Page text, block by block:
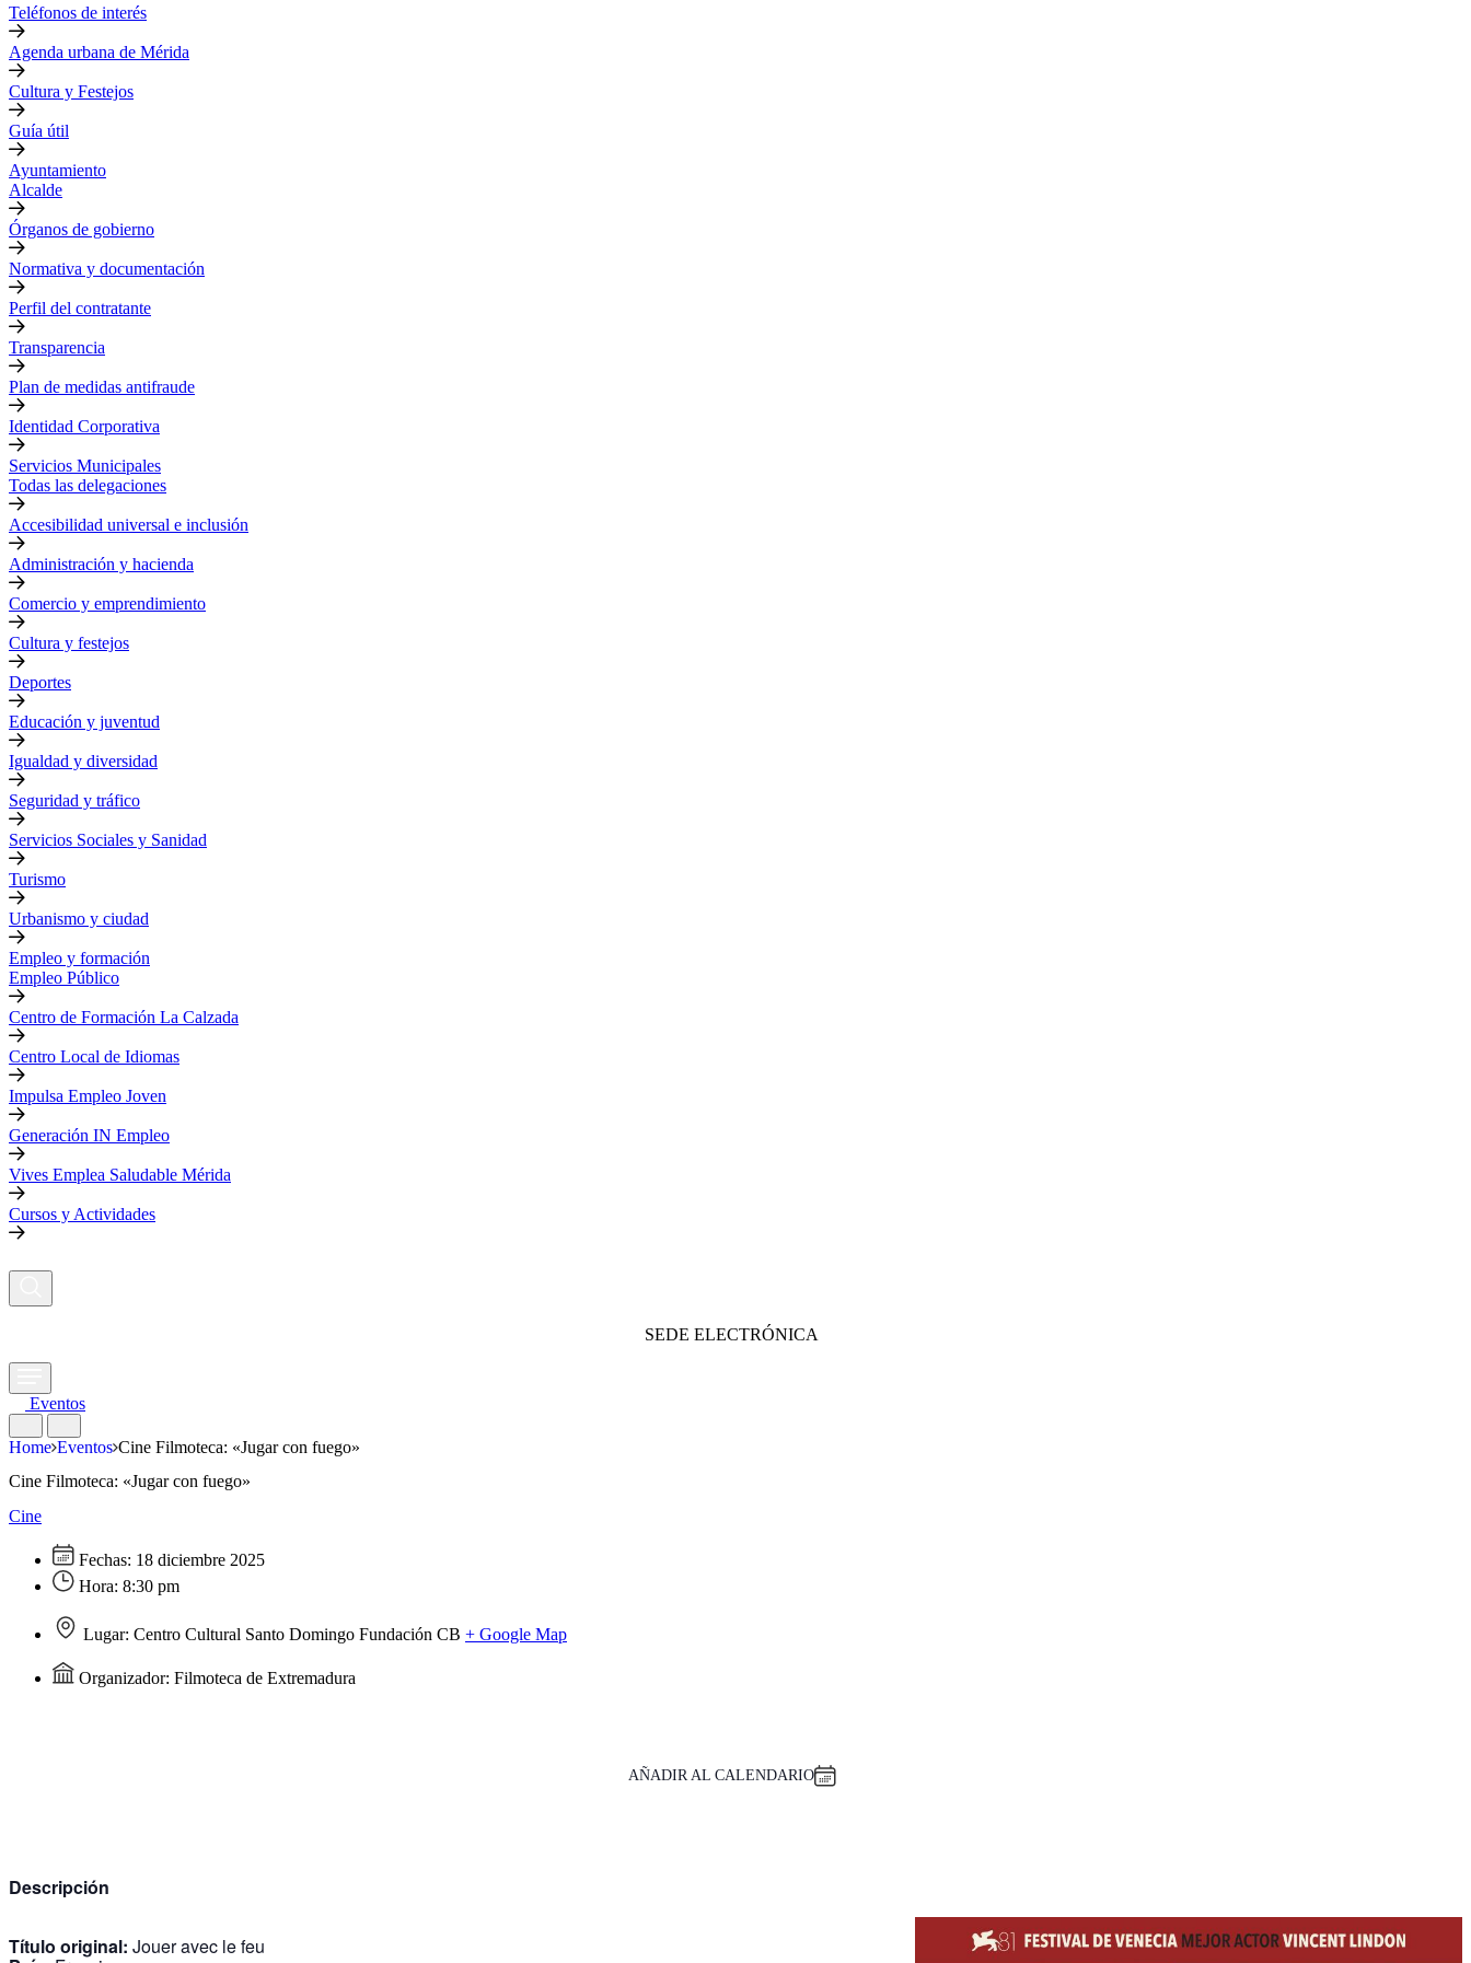
Teléfonos de interés
Agenda urbana de Mérida
Cultura y Festejos
Guía útil
Ayuntamiento
Alcalde
Órganos de gobierno
Normativa y documentación
Perfil del contratante
Transparencia
Plan de medidas antifraude
Identidad Corporativa
Servicios Municipales
Todas las delegaciones
Accesibilidad universal e inclusión
Administración y hacienda
Comercio y emprendimiento
Cultura y festejos
Deportes
Educación y juventud
Igualdad y diversidad
Seguridad y tráfico
Servicios Sociales y Sanidad
Turismo
Urbanismo y ciudad
Empleo y formación
Empleo Público
Centro de Formación La Calzada
Centro Local de Idiomas
Impulsa Empleo Joven
Generación IN Empleo
Vives Emplea Saludable Mérida
Cursos y Actividades
SEDE ELECTRÓNICA
Eventos
Home Eventos Cine Filmoteca: «Jugar con fuego»
Cine Filmoteca: «Jugar con fuego»
Cine
Fechas: 18 diciembre 2025
Hora: 8:30 pm
Lugar: Centro Cultural Santo Domingo Fundación CB + Google Map
Organizador: Filmoteca de Extremadura
AÑADIR AL CALENDARIO
Descripción
Título original: Jouer avec le feu